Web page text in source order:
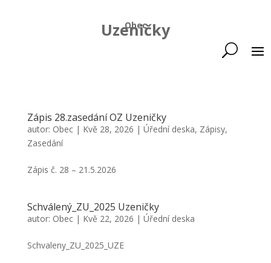
Obec
Uzeničky
Zápis 28.zasedání OZ Uzeničky
autor: Obec| Kvě 28, 2026 | Úřední deska, Zápisy,
Zasedání
Zápis č. 28 – 21.5.2026
Schválený_ZU_2025 Uzeničky
autor: Obec| Kvě 22, 2026 | Úřední deska
Schvaleny_ZU_2025_UZE